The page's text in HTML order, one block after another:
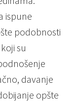
ispune
podobnosti
su
davanje
opšte